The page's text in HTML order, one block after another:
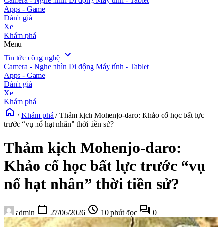
Apps - Game
Đánh giá
Xe
Khám phá
Menu
Tin tức công nghệ expand_more
Camera - Nghe nhìn Di động Máy tính - Tablet
Apps - Game
Đánh giá
Xe
Khám phá
home / Khám phá / Thảm kịch Mohenjo-daro: Khảo cổ học bất lực
trước “vụ nổ hạt nhân” thời tiền sử?
Thảm kịch Mohenjo-daro:
Khảo cổ học bất lực trước “vụ
nổ hạt nhân” thời tiền sử?
admin calendar_today 27/06/2026 schedule 10 phút đọc forum 0